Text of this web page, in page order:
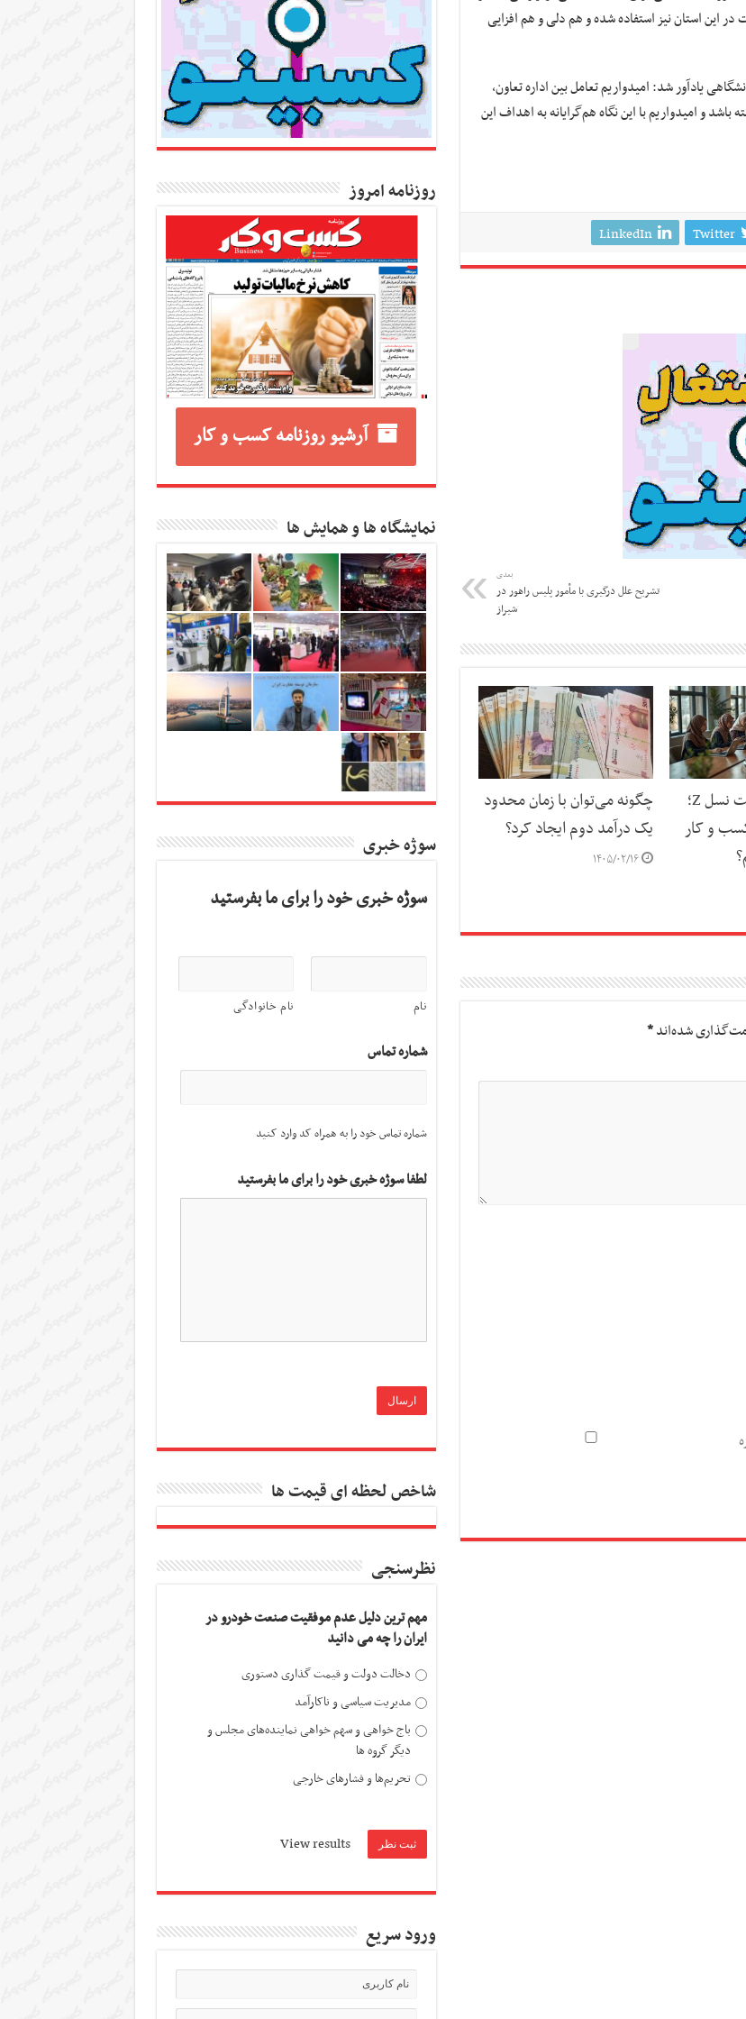
این استان نیز استفاده شده و هم دلی و هم افزایی
یادآور شد: امیدواریم تعامل بین اداره تعاون،
و امیدواریم با این نگاههم‌گرایانهبه اهداف این
Twitter
LinkedIn
بعدی
تشریح علل درگیری با مأمور پلیس راهور در
شیراز
آینده بازار در دست نسل Z؛
و کار
چگونه می‌توان با زمان محدود
یک درآمد دوم ایجاد کرد؟
۱۴۰۵/۰۲/۱۶
شده‌اند*
روزنامه امروز
آرشیو روزنامه کسب و کار
نمایشگاه ها و همایش ها
سوژه خبری
سوژه خبری خود را برای ما بفرستید
نام نام خانوادگی
شماره تماس
شماره تماس خود را به همراه کد وارد کنید
لطفا سوژه خبری خود را برای ما بفرستید
شاخص لحظه ای قیمت ها
نظرسنجی
مهم ترین دلیل عدم موفقیت صنعت خودرو در
ایران را چه می دانید
دخالت دولت و قیمت گذاری دستوری
مدیریت سیاسی و ناکارآمد
باج خواهی و سهم خواهی نماینده‌های مجلس و
دیگر گروه ها
تحریم‌ها و فشارهای خارجی
View results
ورود سریع